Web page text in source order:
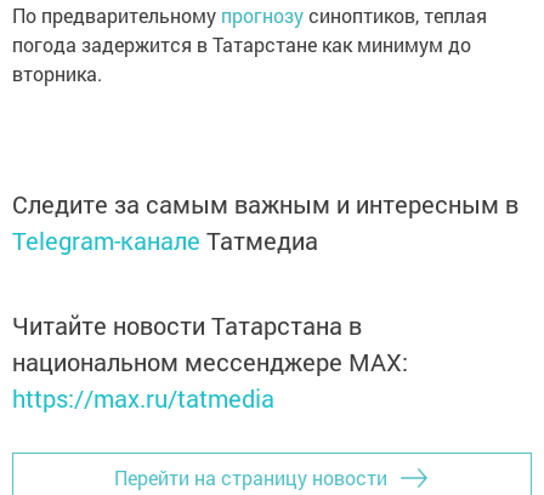
По предварительному прогнозусиноптиков, теплая
погода задержится в Татарстане как минимум до
вторника.
Следите за самым важным и интересным в
Telegram-канале Татмедиа
Читайте новости Татарстана в
национальном мессенджере MАХ:
https://max.ru/tatmedia
Перейти на страницу новости